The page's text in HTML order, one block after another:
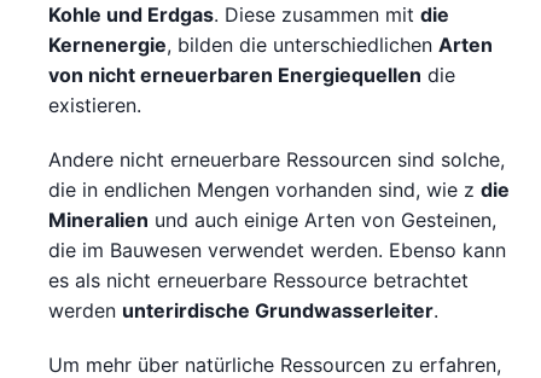
Kohle und Erdgas. Diese zusammen mit die
Kernenergie, bilden die unterschiedlichen Arten
von nicht erneuerbaren Energiequellen die
existieren.
Andere nicht erneuerbare Ressourcen sind solche,
die in endlichen Mengen vorhanden sind, wie z die
Mineralien und auch einige Arten von Gesteinen,
die im Bauwesen verwendet werden. Ebenso kann
es als nicht erneuerbare Ressource betrachtet
werden unterirdische Grundwasserleiter.
Um mehr über natürliche Ressourcen zu erfahren,